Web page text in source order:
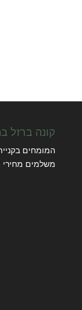
קונה ברזל
המומחים
משלמים